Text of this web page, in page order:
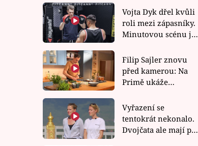
Vojta Dyk dřel kvůli
roli mezi zápasníky.
Minutovou scénu jel
Filip Sajler znovu
před kamerou: Na
Primě ukáže
rychlé recepty
Vyřazení se
tentokrát nekonalo.
Dvojčata ale mají po